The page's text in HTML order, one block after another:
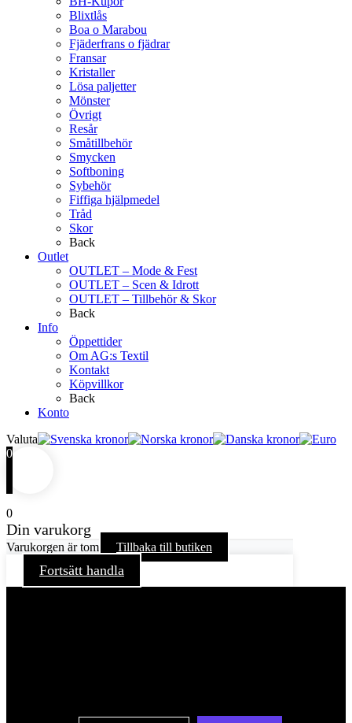
Blixtlås
Boa o Marabou
Fjäderfrans o fjädrar
Fransar
Kristaller
Lösa paljetter
Mönster
Övrigt
Resår
Småtillbehör
Smycken
Softboning
Sybehör
Fiffiga hjälpmedel
Tråd
Skor
Back
Outlet
OUTLET – Mode & Fest
OUTLET – Scen & Idrott
OUTLET – Tillbehör & Skor
Back
Info
Öppettider
Om AG:s Textil
Kontakt
Köpvillkor
Back
Konto
Valuta
0
0
Din varukorg
Varukorgen är tom Tillbaka till butiken
Fortsätt handla